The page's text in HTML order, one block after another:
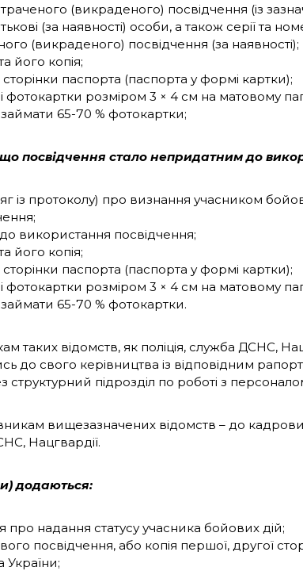
(викраденого) посвідчення (із
(за наявності) особи, а також серії та
(викраденого) посвідчення (за наявності);
його копія;
паспорта (паспорта у формі картки);
фотокартки розміром 3 × 4 см на матовому
65-70 % фотокартки;
що посвідчення стало непридатним до
із протоколу) про визнання учасником
використання посвідчення;
його копія;
паспорта (паспорта у формі картки);
фотокартки розміром 3 × 4 см на матовому
65-70 % фотокартки.
таких відомств, як поліція, служба ДСНС,
до свого керівництва із відповідним
структурний підрозділ по роботі з
вищезазначених відомств – до
Нацгвардії.
додаються:
про надання статусу учасника бойових дій;
посвідчення, або копія першої, другої
України;